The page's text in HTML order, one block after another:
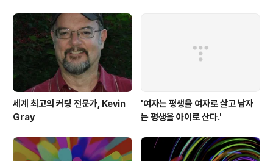
세계 최고의 커팅 전문가, Kevin
Gray
'여자는 평생을 여자로 살고 남자
는 평생을 아이로 산다.'